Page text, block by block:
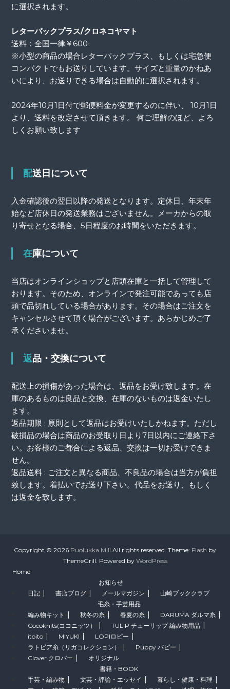
に選択されます。
レターパックプラス/クロネコヤマト
送料：全国一律￥600-
※小型の商品の場合レターパックプラス、もしくは宅急便
コンパクトでもお送りしています。サイズと重量のかねあ
いにより、お送りできる場合は自動的に選択されます。
2024年10月1日付で郵便料金が変更するのに伴い、 10月1日
より、送料を改定させて頂きます。 何ご理解のほど、よろ
しくお願い致します
配送日について
入金確認後の翌日以降の発送となります。定休日、年末年
始など店休日の発送業務はございません。メーカからの取
り寄せとなる場合、5日程度のお時間をいただきます。
在庫について
当店はオンラインショップと店頭在庫と一括して管理して
おります。そのため、オンラインで発注可能であっても店
頭で品切れしている場合があります。その場合はご注文を
キャンセルさせて頂く場合がございます。あらかじめご了
承くださいませ。
返品・交換について
配送上の損傷があった場合は、返品をお受け致します。在
庫のあるものは良品と交換、在庫のないものは返金いたし
ます。
返品期限 : 原則として返品はお受けいたしかねます。ただし
破損品の場合は商品のお受取り日より7日以内にご連絡下さ
い。お客様のご都合による返品、交換は一切お受けできま
せん。
返品送料 : ご注文と異なる商品、不良品の場合は当方が負担
致します。着払いでお送り下さい。代品をお送り、もしく
は返金を致します。
Copyright © 2026 Puolukka Mill All rights reserved. Theme: Flash by
ThemeGrill. Powered by WordPress
Home
お知らせ
日記
書店ブログ メールマガジン
山崎ブッククラブ
毛糸・手芸用品
編み物キット
秋冬の糸 春夏の糸
DARUMA ダルマ糸
Cocoknits(ココニッツ）
TULIP チューリップ 編み物用品
itoito
MIYUKI
LOPIロピー
ラトビア糸（リガコレクション）
Puppy パピー
Clover クロバー
オリジナル
書籍・BOOK
手芸・編み物
文芸・評論・エッセイ
暮らし・健康・料理